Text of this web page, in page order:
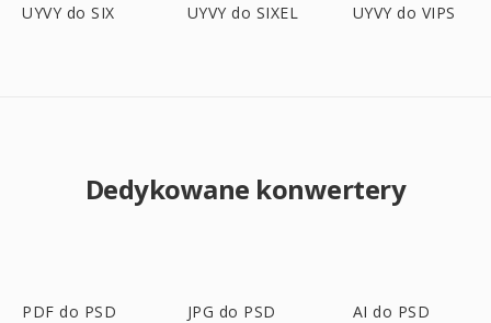
UYVY do SIX UYVY do SIXEL UYVY do VIPS
Dedykowane konwertery
PDF do PSD JPG do PSD AI do PSD